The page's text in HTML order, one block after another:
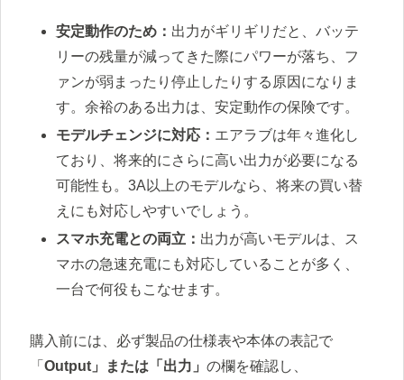
安定動作のため： 出力がギリギリだと、バッテ
リーの残量が減ってきた際にパワーが落ち、フ
ァンが弱まったり停止したりする原因になりま
す。余裕のある出力は、安定動作の保険です。
モデルチェンジに対応： エアラブは年々進化し
ており、将来的にさらに高い出力が必要になる
可能性も。3A以上のモデルなら、将来の買い替
えにも対応しやすいでしょう。
スマホ充電との両立： 出力が高いモデルは、ス
マホの急速充電にも対応していることが多く、
一台で何役もこなせます。
購入前には、必ず製品の仕様表や本体の表記で
「 Output」または「出力」 の欄を確認し、